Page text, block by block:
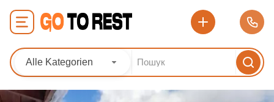
Alle Kategorien